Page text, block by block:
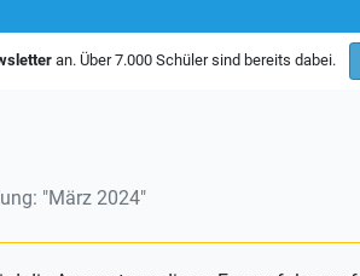
an. Über 7.000 Schüler sind bereits dabei.
"März 2024"